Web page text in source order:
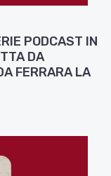
PODCAST IN
DA
FERRARA LA